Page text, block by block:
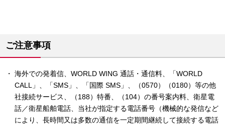
ご注意事項
海外での発着信、WORLD WING 通話・通信料、「WORLD
CALL」、「SMS」、「国際 SMS」、（0570）（0180）等の他
社接続サービス、（188）特番、（104）の番号案内料、衛星電
話／衛星船舶電話、当社が指定する電話番号（機械的な発信など
により、長時間又は多数の通信を一定期間継続して接続する電話